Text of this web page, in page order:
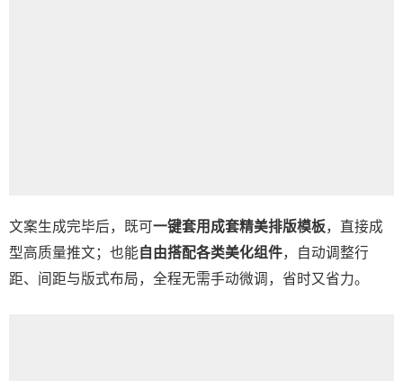
文案生成完毕后，既可一键套用成套精美排版模板，直接成
型高质量推文；也能 自由搭配各类美化组件，自动调整行
距、间距与版式布局，全程无需手动微调，省时又省力。